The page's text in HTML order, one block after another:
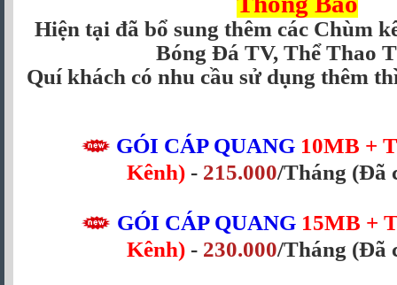
Hiện tại đã bổ sung thêm các Chùm
Bóng Đá TV, Thể Thao
Quí khách có nhu cầu sử dụng thêm
GÓI CÁP QUANG 10MB +
Kênh)- 215.000/Tháng (Đã
GÓI CÁP QUANG 15MB +
Kênh) - 230.000/Tháng (Đã